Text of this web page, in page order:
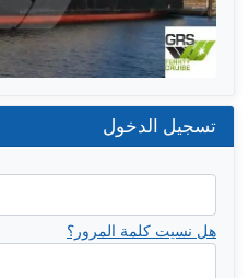
تسجيل الدخول
هل نسيت كلمة المرور؟